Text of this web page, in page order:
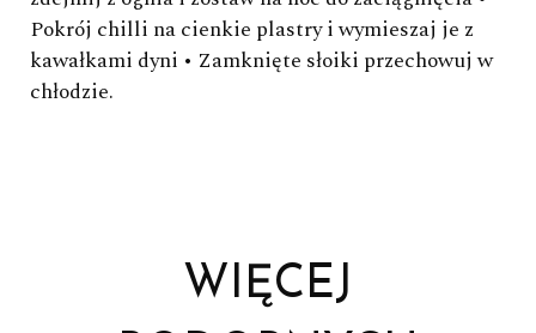
Pokrój chilli na cienkie plastry i wymieszaj je z
kawałkami dyni • Zamknięte słoiki przechowuj w
chłodzie.
WIĘCEJ